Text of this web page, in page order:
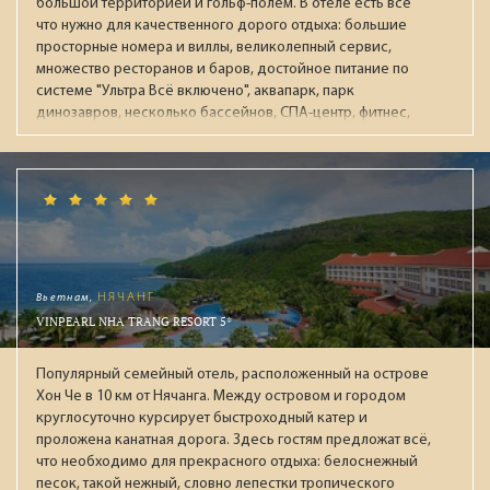
большой территорией и гольф-полем. В отеле есть всё
что нужно для качественного дорого отдыха: большие
просторные номера и виллы, великолепный сервис,
множество ресторанов и баров, достойное питание по
системе "Ультра Всё включено", аквапарк, парк
динозавров, несколько бассейнов, СПА-центр, фитнес,
ночной клуб, боулинг. Рекомендуется для обеспеченных
пар и отдыха с детьми.
Вьетнам, НЯЧАНГ
VINPEARL NHA TRANG RESORT 5*
Популярный семейный отель, расположенный на острове
Хон Че в 10 км от Нячанга. Между островом и городом
круглосуточно курсирует быстроходный катер и
проложена канатная дорога. Здесь гостям предложат всё,
что необходимо для прекрасного отдыха: белоснежный
песок, такой нежный, словно лепестки тропического